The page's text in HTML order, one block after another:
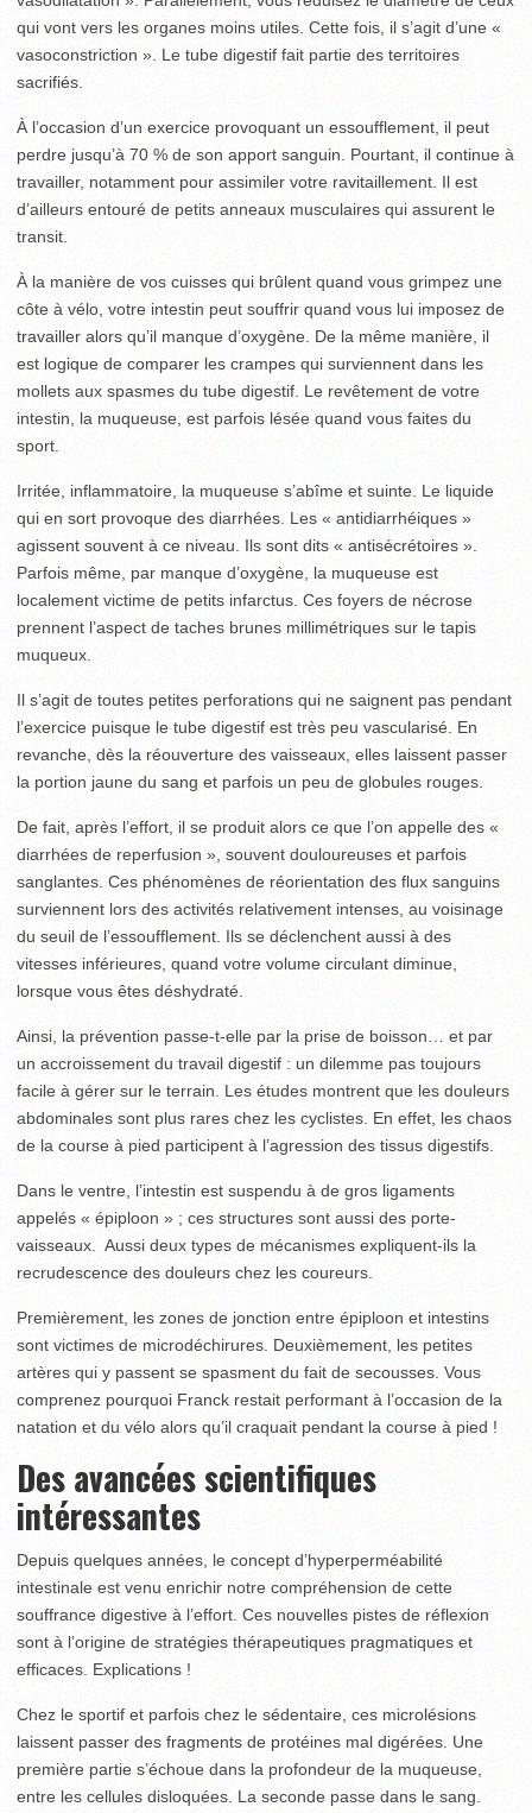
qui vont vers les organes moins utiles. Cette fois, il s’agit d’une «
vasoconstriction ». Le tube digestif fait partie des territoires
sacrifiés.
À l’occasion d’un exercice provoquant un essoufflement, il peut
perdre jusqu’à 70 % de son apport sanguin. Pourtant, il continue à
travailler, notamment pour assimiler votre ravitaillement. Il est
d’ailleurs entouré de petits anneaux musculaires qui assurent le
transit.
À la manière de vos cuisses qui brûlent quand vous grimpez une
côte à vélo, votre intestin peut souffrir quand vous lui imposez de
travailler alors qu’il manque d’oxygène. De la même manière, il
est logique de comparer les crampes qui surviennent dans les
mollets aux spasmes du tube digestif. Le revêtement de votre
intestin, la muqueuse, est parfois lésée quand vous faites du
sport.
Irritée, inflammatoire, la muqueuse s’abîme et suinte. Le liquide
qui en sort provoque des diarrhées. Les « antidiarrhéiques »
agissent souvent à ce niveau. Ils sont dits « antisécrétoires ».
Parfois même, par manque d’oxygène, la muqueuse est
localement victime de petits infarctus. Ces foyers de nécrose
prennent l’aspect de taches brunes millimétriques sur le tapis
muqueux.
Il s’agit de toutes petites perforations qui ne saignent pas pendant
l’exercice puisque le tube digestif est très peu vascularisé. En
revanche, dès la réouverture des vaisseaux, elles laissent passer
la portion jaune du sang et parfois un peu de globules rouges.
De fait, après l’effort, il se produit alors ce que l’on appelle des «
diarrhées de reperfusion », souvent douloureuses et parfois
sanglantes. Ces phénomènes de réorientation des flux sanguins
surviennent lors des activités relativement intenses, au voisinage
du seuil de l’essoufflement. Ils se déclenchent aussi à des
vitesses inférieures, quand votre volume circulant diminue,
lorsque vous êtes déshydraté.
Ainsi, la prévention passe-t-elle par la prise de boisson… et par
un accroissement du travail digestif : un dilemme pas toujours
facile à gérer sur le terrain. Les études montrent que les douleurs
abdominales sont plus rares chez les cyclistes. En effet, les chaos
de la course à pied participent à l’agression des tissus digestifs.
Dans le ventre, l’intestin est suspendu à de gros ligaments
appelés « épiploon » ; ces structures sont aussi des porte-
vaisseaux. Aussi deux types de mécanismes expliquent-ils la
recrudescence des douleurs chez les coureurs.
Premièrement, les zones de jonction entre épiploon et intestins
sont victimes de microdéchirures. Deuxièmement, les petites
artères qui y passent se spasment du fait de secousses. Vous
comprenez pourquoi Franck restait performant à l’occasion de la
natation et du vélo alors qu’il craquait pendant la course à pied !
Des avancées scientifiques
intéressantes
Depuis quelques années, le concept d’hyperperméabilité
intestinale est venu enrichir notre compréhension de cette
souffrance digestive à l’effort. Ces nouvelles pistes de réflexion
sont à l’origine de stratégies thérapeutiques pragmatiques et
efficaces. Explications !
Chez le sportif et parfois chez le sédentaire, ces microlésions
laissent passer des fragments de protéines mal digérées. Une
première partie s’échoue dans la profondeur de la muqueuse,
entre les cellules disloquées. La seconde passe dans le sang.